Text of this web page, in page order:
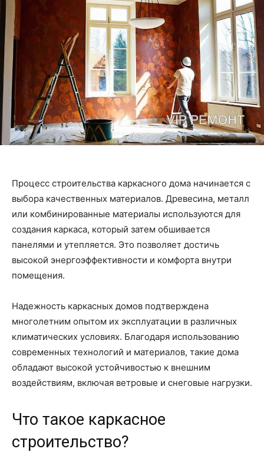
Процесс строительства каркасного дома начинается с
выбора качественных материалов. Древесина, металл
или комбинированные материалы используются для
создания каркаса, который затем обшивается
панелями и утепляется. Это позволяет достичь
высокой энергоэффективности и комфорта внутри
помещения.
Надежность каркасных домов подтверждена
многолетним опытом их эксплуатации в различных
климатических условиях. Благодаря использованию
современных технологий и материалов, такие дома
обладают высокой устойчивостью к внешним
воздействиям, включая ветровые и снеговые нагрузки.
Что такое каркасное
строительство?